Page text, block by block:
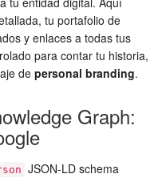
tu portafolio de
y enlaces a todas tus
para contar tu historia,
de personal branding.
Graph:
JSON-LD schema